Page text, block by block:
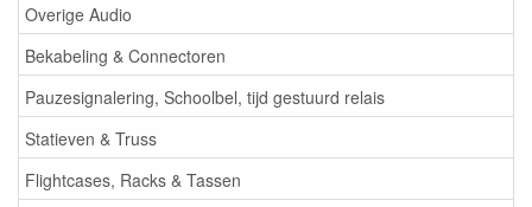
Overige Audio
Bekabeling & Connectoren
Pauzesignalering, Schoolbel, tijd gestuurd relais
Statieven & Truss
Flightcases, Racks & Tassen